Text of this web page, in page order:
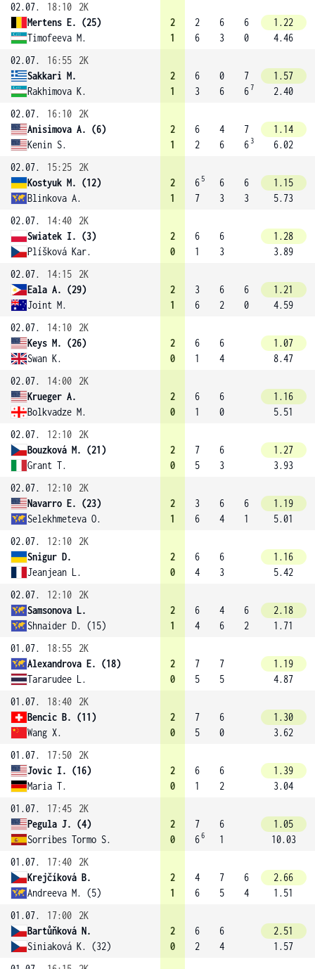
02.07.
18:10
2K
Mertens E. (25)
Timofeeva M.
2
1
2
6
6
3
6
0
1.22
4.46
02.07.
16:55
2K
Sakkari M.
Rakhimova K.
2
1
6
3
0
6
7
67
1.57
2.40
02.07.
16:10
2K
Anisimova A. (6)
Kenin S.
2
1
6
2
4
6
7
6 3
1.14
6.02
02.07.
15:25
2K
Kostyuk M. (12)
Blinkova A.
2
1
6 5
7
6
3
6
3
1.15
5.73
02.07.
14:40
2K
Swiatek I. (3)
Plíšková Kar.
2
0
6
1
6
3
1.28
3.89
02.07.
14:15
2K
Eala A. (29)
Joint M.
2
1
3
6
6
2
6
0
1.21
4.59
02.07.
14:10
2K
Keys M. (26)
Swan K.
2
0
6
1
6
4
1.07
8.47
02.07.
14:00
2K
Krueger A.
Bolkvadze M.
2
0
6
1
6
0
1.16
5.51
02.07.
12:10
2K
Bouzková M. (21)
Grant T.
2
0
7
5
6
3
1.27
3.93
02.07.
12:10
2K
Navarro E. (23)
Selekhmeteva O.
2
1
3
6
6
4
6
1
1.19
5.01
02.07.
12:10
2K
Snigur D.
Jeanjean L.
2
0
6
4
6
3
1.16
5.42
02.07.
12:10
2K
Samsonova L.
Shnaider D. (15)
2
1
6
4
4
6
6
2
2.18
1.71
01.07.
18:55
2K
Alexandrova E. (18)
Tararudee L.
2
0
7
5
7
5
1.19
4.87
01.07.
18:40
2K
Bencic B. (11)
Wang X.
2
0
7
5
6
0
1.30
3.62
01.07.
17:50
2K
Jovic I. (16)
Maria T.
2
0
6
1
6
2
1.39
3.04
01.07.
17:45
2K
Pegula J. (4)
Sorribes Tormo S.
2
0
7
66
6
1
1.05
10.03
01.07.
17:40
2K
Krejčíková B.
Andreeva M. (5)
2
1
4
6
7
5
6
4
2.66
1.51
01.07.
17:00
2K
Bartůňková N.
Siniaková K. (32)
2
0
6
2
6
4
2.51
1.57